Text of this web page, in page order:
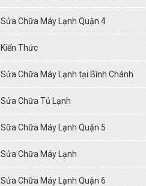
Sửa Chữa Máy Lạnh Quận 4
Kiến Thức
Sửa Chữa Máy Lạnh tại Bình Chánh
Sửa Chữa Tủ Lạnh
Sữa Chữa Máy Lạnh Quận 5
Sửa Chữa Máy Lạnh
Sửa Chữa Máy Lạnh Quận 6